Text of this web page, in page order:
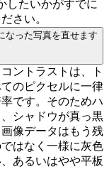
したいかがすでに
さい。
なった写真を直せます
ントラストは、ト
のピクセルに一律
です。そのためハ
シャドウが真っ黒
像データはもう残
はなく一様に灰色
あるいはやや平板